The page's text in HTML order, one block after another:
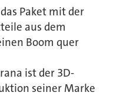
Paket mit der
aus dem
Boom quer
ist der 3D-
seiner Marke